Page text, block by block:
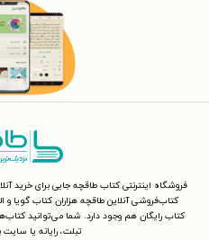
فروشگاه اینترنتی کتاب طاقچه جایی برای خرید
کتاب‌فروشی آنلاین طاقچه هزاران کتاب گویا
کتاب رایگان هم وجود دارد. شما می‌توانید
تبلت، رایانه یا